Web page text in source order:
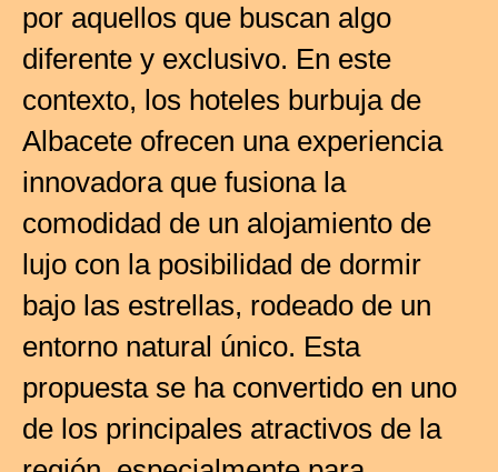
por aquellos que buscan algo
diferente y exclusivo. En este
contexto, los hoteles burbuja de
Albacete ofrecen una experiencia
innovadora que fusiona la
comodidad de un alojamiento de
lujo con la posibilidad de dormir
bajo las estrellas, rodeado de un
entorno natural único. Esta
propuesta se ha convertido en uno
de los principales atractivos de la